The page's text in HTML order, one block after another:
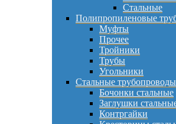
Стальные
Полипропиленовые
Муфты
Прочее
Тройники
Трубы
Угольники
Стальные трубопроводы
Бочонки стальные
Заглушки
Контргайки